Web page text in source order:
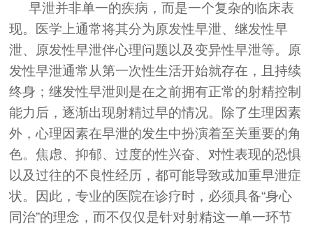
早泄并非单一的疾病，而是一个复杂的临床表
现。医学上通常将其分为原发性早泄、继发性早
泄、原发性早泄伴心理问题以及变异性早泄等。原
发性早泄通常从第一次性生活开始就存在，且持续
终身；继发性早泄则是在之前拥有正常的射精控制
能力后，逐渐出现射精过早的情况。除了生理因素
外，心理因素在早泄的发生中扮演着至关重要的角
色。焦虑、抑郁、过度的性兴奋、对性表现的恐惧
以及过往的不良性经历，都可能导致或加重早泄症
状。因此，专业的医院在诊疗时，必须具备“身心
同治”的理念，而不仅仅是针对射精这一单一环节